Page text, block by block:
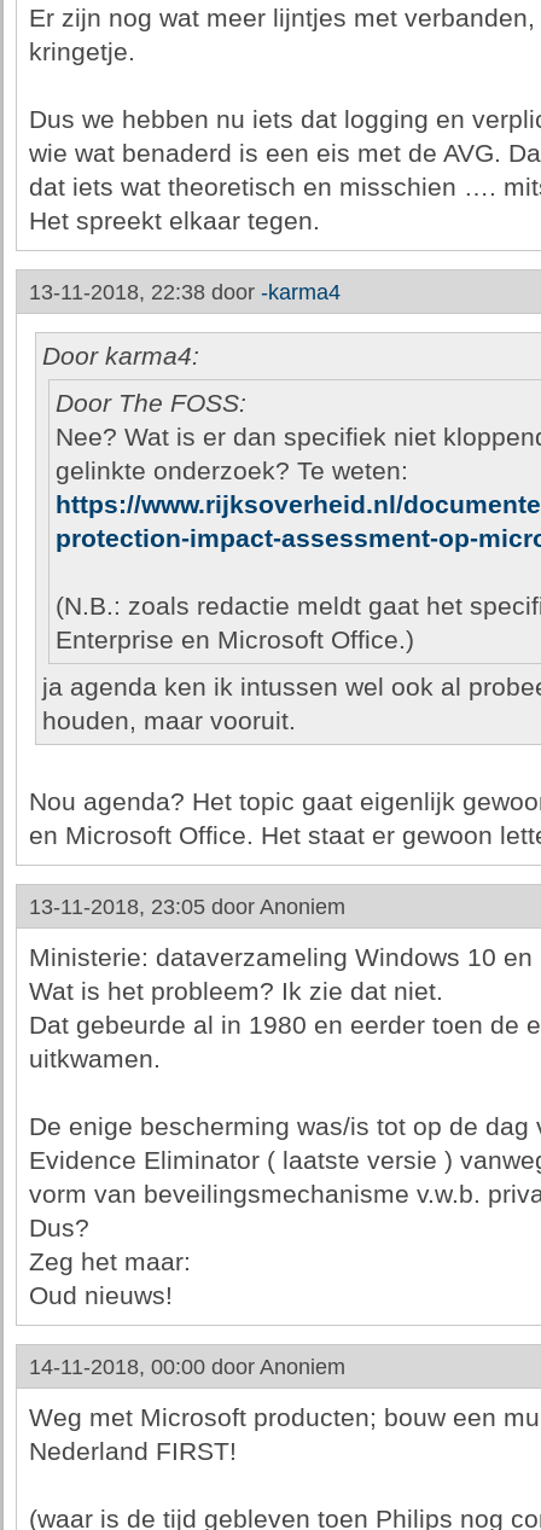
Er zijn nog wat meer lijntjes met
kringetje.
Dus we hebben nu iets dat logging en
wie wat benaderd is een eis met de AVG.
dat iets wat theoretisch en misschien ….
Het spreekt elkaar tegen.
13-11-2018, 22:38 door -karma4
Door karma4:
Door The FOSS:
Nee? Wat is er dan specifiek niet
gelinkte onderzoek? Te weten:
https://www.rijksoverheid.nl/
protection-impact-assessment-op-
(N.B.: zoals redactie meldt gaat het
Enterprise en Microsoft Office.)
ja agenda ken ik intussen wel ook al
houden, maar vooruit.
Nou agenda? Het topic gaat eigenlijk
en Microsoft Office. Het staat er gewoon
13-11-2018, 23:05 door Anoniem
Ministerie: dataverzameling Windows 10
Wat is het probleem? Ik zie dat niet.
Dat gebeurde al in 1980 en eerder toen de
uitkwamen.
De enige bescherming was/is tot op de
Evidence Eliminator ( laatste versie )
vorm van beveilingsmechanisme v.w.b.
Dus?
Zeg het maar:
Oud nieuws!
14-11-2018, 00:00 door Anoniem
Weg met Microsoft producten; bouw een
Nederland FIRST!
(waar is de tijd gebleven toen Philips nog